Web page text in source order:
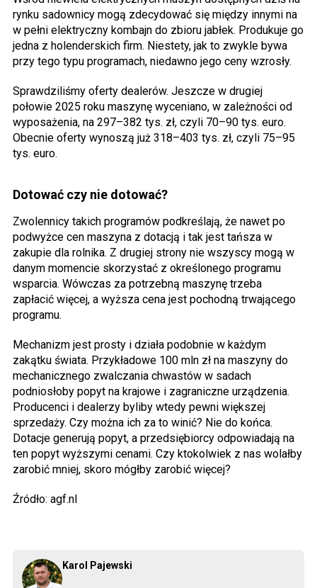
Karol Pajewski
rynku sadownicy mogą zdecydować się między innymi na
w pełni elektryczny kombajn do zbioru jabłek. Produkuje go
jedna z holenderskich firm. Niestety, jak to zwykle bywa
przy tego typu programach, niedawno jego ceny wzrosły.
Sprawdziliśmy oferty dealerów. Jeszcze w drugiej
połowie 2025 roku maszynę wyceniano, w zależności od
wyposażenia, na 297–382 tys. zł, czyli 70–90 tys. euro.
Obecnie oferty wynoszą już 318–403 tys. zł, czyli 75–95
tys. euro.
Dotować czy nie dotować?
Zwolennicy takich programów podkreślają, że nawet po
podwyżce cen maszyna z dotacją i tak jest tańsza w
zakupie dla rolnika. Z drugiej strony nie wszyscy mogą w
danym momencie skorzystać z określonego programu
wsparcia. Wówczas za potrzebną maszynę trzeba
zapłacić więcej, a wyższa cena jest pochodną trwającego
programu.
Mechanizm jest prosty i działa podobnie w każdym
zakątku świata. Przykładowe 100 mln zł na maszyny do
mechanicznego zwalczania chwastów w sadach
podniosłoby popyt na krajowe i zagraniczne urządzenia.
Producenci i dealerzy byliby wtedy pewni większej
sprzedaży. Czy można ich za to winić? Nie do końca.
Dotacje generują popyt, a przedsiębiorcy odpowiadają na
ten popyt wyższymi cenami. Czy ktokolwiek z nas wolałby
zarobić mniej, skoro mógłby zarobić więcej?
Źródło: agf.nl